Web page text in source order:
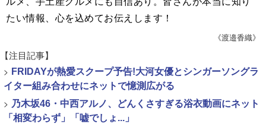
たい情報、心を込めてお伝えします！
《渡邉香織》
【注目記事】
> FRIDAYが熱愛スクープ予告!大河女優とシンガーソングラ
イター組み合わせにネットで憶測広がる
> 乃木坂46・中西アルノ、どんくさすぎる浴衣動画にネット
「相変わらず」「嘘でしょ...」